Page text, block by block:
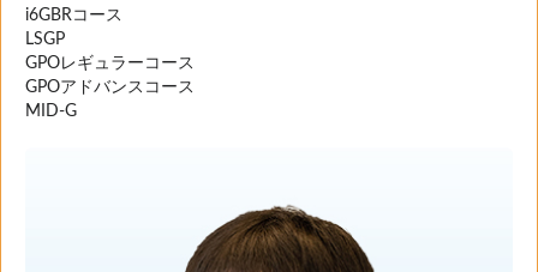
i6GBRコース
LSGP
GPOレギュラーコース
GPOアドバンスコース
MID-G